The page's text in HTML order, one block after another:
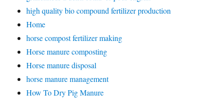
high quality bio compound fertilizer production
Home
horse compost fertilizer making
Horse manure composting
Horse manure disposal
horse manure management
How To Dry Pig Manure